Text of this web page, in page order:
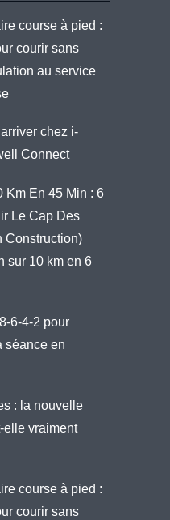
course à pied :
courir sans
au service
chez i-
Connect
Km En 45 Min : 6
Le Cap Des
Construction)
sur 10 km en 6
6-4-2 pour
séance en
: la nouvelle
elle vraiment
course à pied :
courir sans